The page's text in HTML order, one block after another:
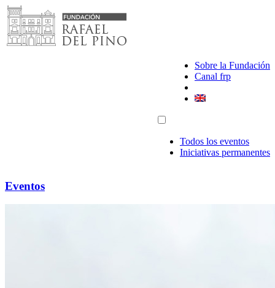
Saltar
al
contenido
Sobre la Fundación
Canal frp
Todos los eventos
Iniciativas permanentes
Eventos